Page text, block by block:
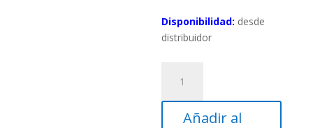
Disponibilidad: desde
distribuidor
alpha
Ultra-Añadir al